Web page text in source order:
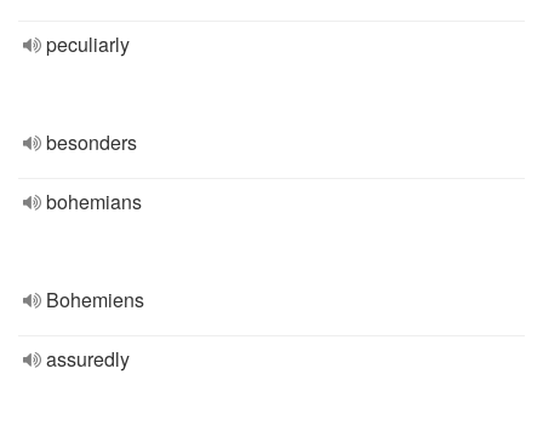
peculiarly
besonders
bohemians
Bohemiens
assuredly